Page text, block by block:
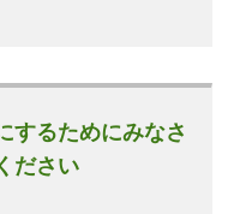
するためにみなさ
ださい